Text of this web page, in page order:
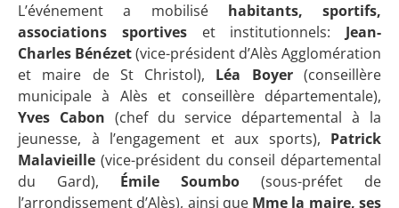
L’événement a mobilisé habitants, sportifs,
associations sportiveset institutionnels: Jean-
Charles Bénézet(vice-président d’Alès Agglomération
et maire de St Christol), Léa Boyer(conseillère
municipale à Alès et conseillère départementale),
Yves Cabon (chef du service départemental à la
jeunesse, à l’engagement et aux sports), Patrick
Malavieille (vice-président du conseil départemental
du Gard), Émile Soumbo (sous-préfet de
l’arrondissement d’Alès), ainsi que Mme la maire, ses